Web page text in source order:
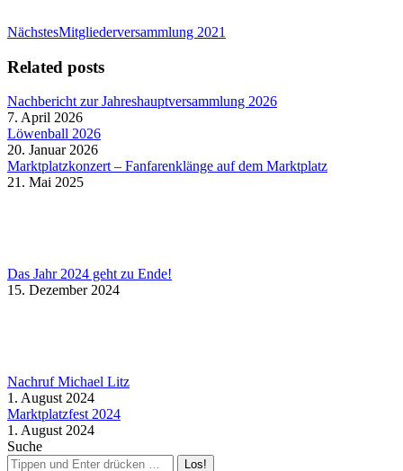
NächstesNächster
Mitgliederversammlung 2021
Related posts
Nachbericht zur Jahreshauptversammlung 2026
7. April 2026
Löwenball 2026
20. Januar 2026
Marktplatzkonzert – Fanfarenklänge auf dem Marktplatz
21. Mai 2025
Das Jahr 2024 geht zu Ende!
15. Dezember 2024
Nachruf Michael Litz
1. August 2024
Marktplatzfest 2024
1. August 2024
Suche
Search: